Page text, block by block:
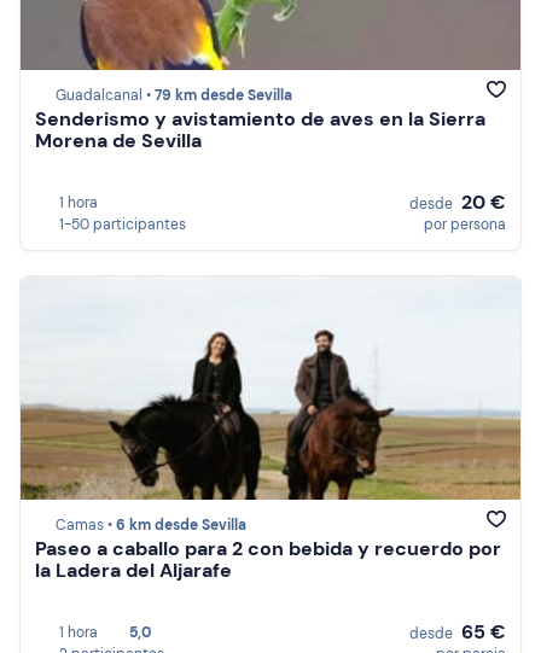
Guadalcanal •79 km desde Sevilla
Senderismo y avistamiento de aves en la Sierra
Morena de Sevilla
1 hora
1-50 participantes
desde 20 €
por persona
Camas •6 km desde Sevilla
Paseo a caballo para 2 con bebida y recuerdo por
la Ladera del Aljarafe
1 hora
5,0
desde 65 €